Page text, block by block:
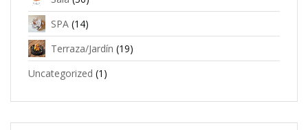
SPA (14)
Terraza/Jardín (19)
Uncategorized (1)